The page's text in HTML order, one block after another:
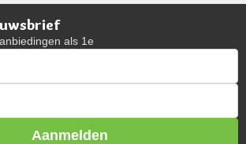
als 1e
Aanmelden